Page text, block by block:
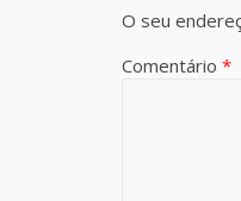
O seu
Comentário *